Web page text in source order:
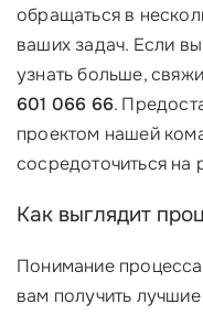
обращаться в
ваших задач. Если
узнать больше,
601 066 66.
проектом нашей
сосредоточиться на
Как выглядит
Понимание
вам получить